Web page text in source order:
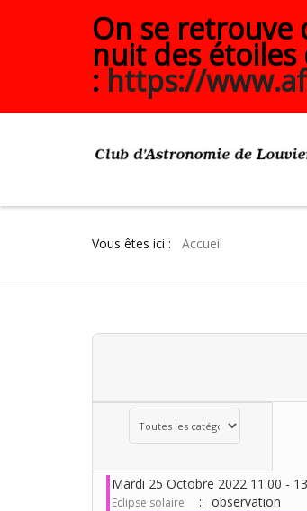
On se retrouve
nuit des étoiles
: https://
Vous êtes ici : Accueil
Mardi 25 Octobre 2022 11:00 -
Eclipse solaire
:: observation